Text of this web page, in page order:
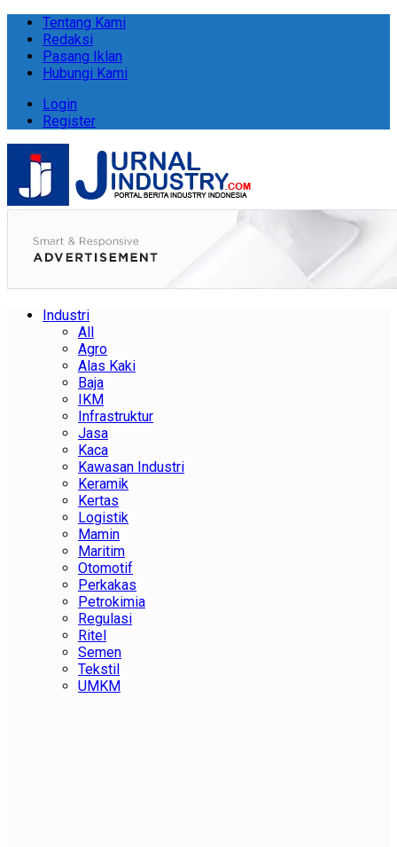
Tentang Kami
Redaksi
Pasang Iklan
Hubungi Kami
Login
Register
Industri
All
Agro
Alas Kaki
Baja
IKM
Infrastruktur
Jasa
Kaca
Kawasan Industri
Keramik
Kertas
Logistik
Mamin
Maritim
Otomotif
Perkakas
Petrokimia
Regulasi
Ritel
Semen
Tekstil
UMKM